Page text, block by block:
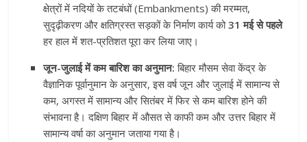
क्षेत्रों में नदियों के तटबंधों (Embankments) की मरम्मत,
सुदृढ़ीकरण और क्षतिग्रस्त सड़कों के निर्माण कार्य को31 मई से पहले
हर हाल में शत-प्रतिशत पूरा कर लिया जाए।
जून-जुलाई में कम बारिश का अनुमान: बिहार मौसम सेवा केंद्र के
वैज्ञानिक पूर्वानुमान के अनुसार, इस वर्ष जून और जुलाई में सामान्य से
कम, अगस्त में सामान्य और सितंबर में फिर से कम बारिश होने की
संभावना है। दक्षिण बिहार में औसत से काफी कम और उत्तर बिहार में
सामान्य वर्षा का अनुमान जताया गया है।